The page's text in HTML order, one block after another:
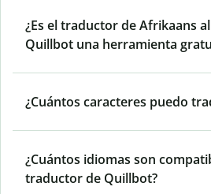
¿Es el traductor de Afrikaans
Quillbot una herramienta
¿Cuántos caracteres puedo
¿Cuántos idiomas son
traductor de Quillbot?